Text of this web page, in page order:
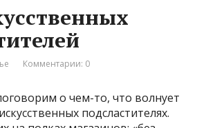
Комментарии: 0
о чем-то, что волнует
подсластителях.